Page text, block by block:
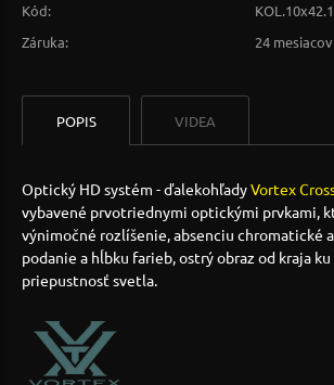
Kód:
Záruka:
24 mesiacov
POPIS VIDEA
Optický HD systém - ďalekohľadyVortex
vybavené prvotriednymi optickými prvkami,
výnimočné rozlíšenie, absenciu chromatické
podanie a hĺbku farieb, ostrý obraz od kraja
priepustnosť svetla.